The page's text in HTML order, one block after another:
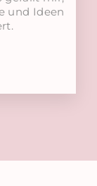
und Ideen